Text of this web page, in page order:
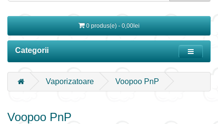
0 produs(e) - 0,00lei
Categorii
Vaporizatoare Voopoo PnP
Voopoo PnP